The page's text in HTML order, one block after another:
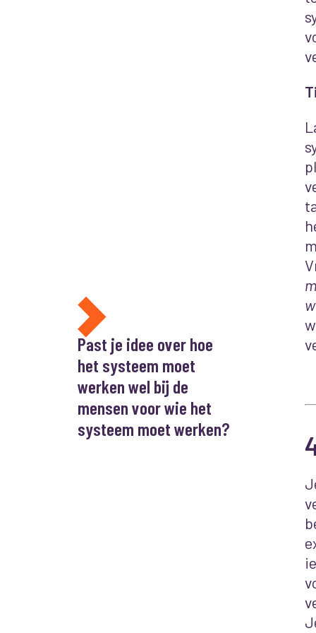
Past je idee over hoe
het systeem moet
werken wel bij de
mensen voor wie het
systeem moet werken?